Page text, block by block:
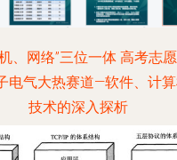
、网络”三位一体 高考志
电气大热赛道—软件、计
技术的深入探析